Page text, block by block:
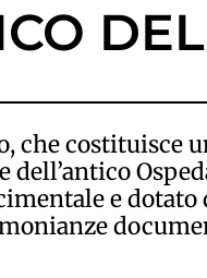
che costituisce
e